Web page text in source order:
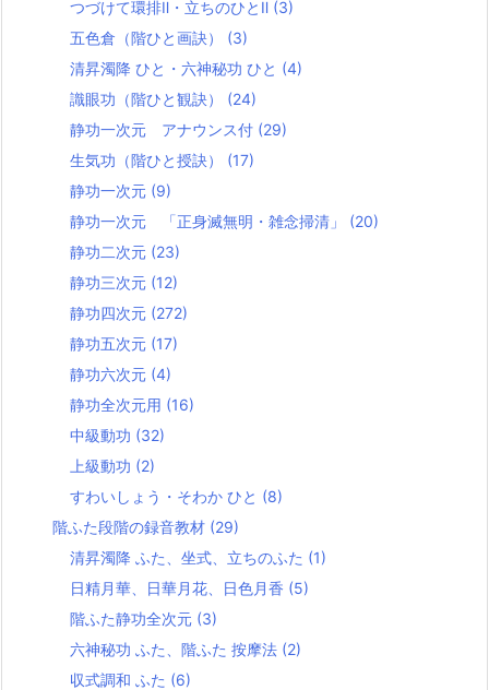
つづけて環排Ⅱ・立ちのひとⅡ (3)
五色倉（階ひと画訣） (3)
清昇濁降 ひと・六神秘功 ひと (4)
識眼功（階ひと観訣） (24)
静功一次元 アナウンス付 (29)
生気功（階ひと授訣） (17)
静功一次元 (9)
静功一次元 「正身滅無明・雑念掃清」 (20)
静功二次元 (23)
静功三次元 (12)
静功四次元 (272)
静功五次元 (17)
静功六次元 (4)
静功全次元用 (16)
中級動功 (32)
上級動功 (2)
すわいしょう・そわか ひと (8)
階ふた段階の録音教材 (29)
清昇濁降 ふた、坐式、立ちのふた (1)
日精月華、日華月花、日色月香 (5)
階ふた静功全次元 (3)
六神秘功 ふた、階ふた 按摩法 (2)
収式調和 ふた (6)